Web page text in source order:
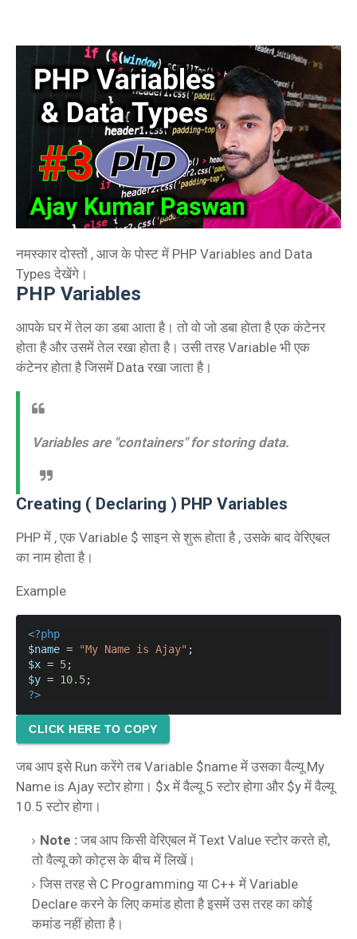
नमस्कार दोस्तों , आज के पोस्ट में PHP Variables and Data
Types देखेंगे।
PHP Variables
आपके घर में तेल का डबा आता है। तो वो जो डबा होता है एक कंटेनर
होता है और उसमें तेल रखा होता है। उसी तरह Variable भी एक
कंटेनर होता है जिसमें Data रखा जाता है।
Variables are "containers" for storing data.
Creating ( Declaring ) PHP Variables
PHP में , एक Variable $ साइन से शुरू होता है , उसके बाद वेरिएबल
का नाम होता है।
Example
<?php
$name = "My Name is Ajay" ;
$x = 5;
$y = 10.5;
?>
CLICK HERE TO COPY
जब आप इसे Run करेंगे तब Variable $name में उसका वैल्यू My
Name is Ajay स्टोर होगा। $x में वैल्यू 5 स्टोर होगा और $y में वैल्यू
10.5 स्टोर होगा।
Note : जब आप किसी वेरिएबल में Text Value स्टोर करते हो,
तो वैल्यू को कोट्स के बीच में लिखें।
जिस तरह से C Programming या C++ में Variable
Declare करने के लिए कमांड होता है इसमें उस तरह का कोई
कमांड नहीं होता है।